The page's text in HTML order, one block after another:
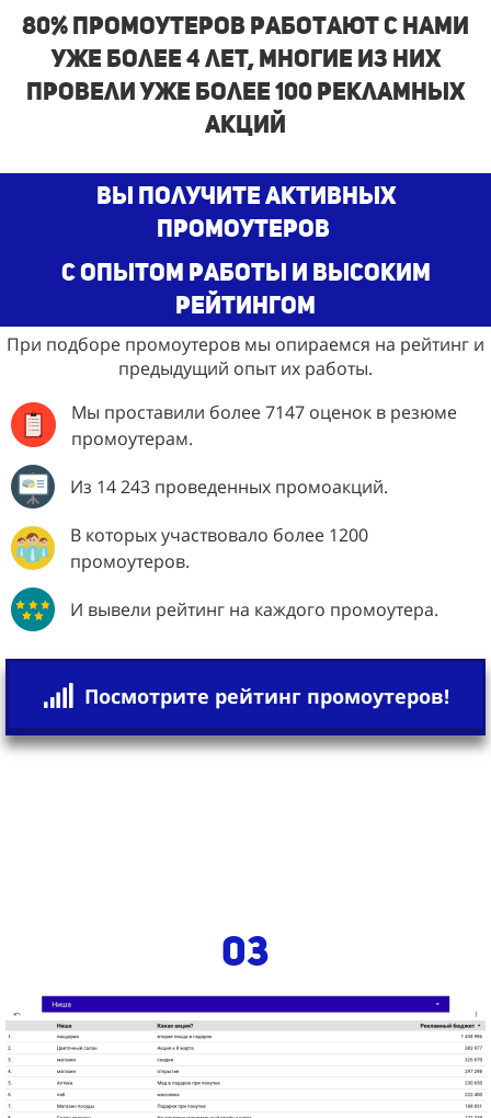
80% промоутеров работают с нами
уже более 4 лет, многие из них
провели уже более 100 рекламных
акций
Вы получите активных
промоутеров
с опытом работы и высоким
рейтингом
При подборе промоутеров мы опираемся на рейтинг и
предыдущий опыт их работы.
Мы проставили более 7147 оценок в резюме
промоутерам.
Из 14 243 проведенных промоакций.
В которых участвовало более 1200
промоутеров.
И вывели рейтинг на каждого промоутера.
Посмотрите рейтинг промоутеров!
03